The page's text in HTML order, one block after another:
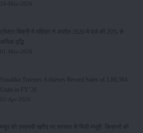
16-May-2026
ट्रैक्टर बिक्री में महिंद्रा ने अप्रैल 2026 में दर्ज की 20% से
अधिक वृद्धि
01-May-2026
Sonalika Tractors Achieves Record Sales of 1,80,504
Units in FY’26
02-Apr-2026
मसूर की एमएसपी खरीद पर सरकार से मिली मंजूरी: किसानों को